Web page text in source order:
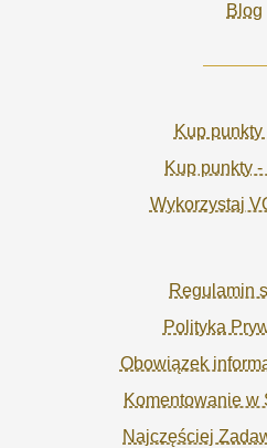
Blog
Kup punkty
Kup punkty -
Wykorzystaj
Regulamin
Polityka
Obowiązek
Komentowanie w
Najczęściej